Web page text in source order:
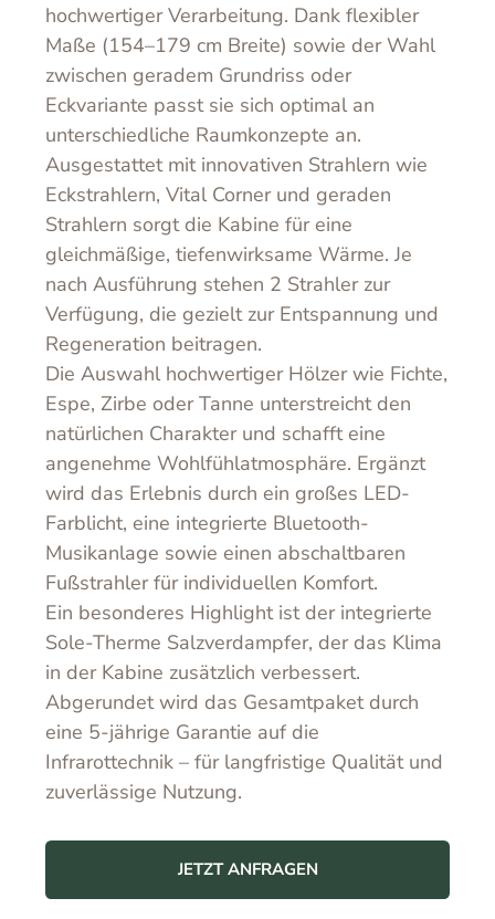
hochwertiger Verarbeitung. Dank flexibler
Maße (154–179 cm Breite) sowie der Wahl
zwischen geradem Grundriss oder
Eckvariante passt sie sich optimal an
unterschiedliche Raumkonzepte an.
Ausgestattet mit innovativen Strahlern wie
Eckstrahlern, Vital Corner und geraden
Strahlern sorgt die Kabine für eine
gleichmäßige, tiefenwirksame Wärme. Je
nach Ausführung stehen 2 Strahler zur
Verfügung, die gezielt zur Entspannung und
Regeneration beitragen.
Die Auswahl hochwertiger Hölzer wie Fichte,
Espe, Zirbe oder Tanne unterstreicht den
natürlichen Charakter und schafft eine
angenehme Wohlfühlatmosphäre. Ergänzt
wird das Erlebnis durch ein großes LED-
Farblicht, eine integrierte Bluetooth-
Musikanlage sowie einen abschaltbaren
Fußstrahler für individuellen Komfort.
Ein besonderes Highlight ist der integrierte
Sole-Therme Salzverdampfer, der das Klima
in der Kabine zusätzlich verbessert.
Abgerundet wird das Gesamtpaket durch
eine 5-jährige Garantie auf die
Infrarottechnik – für langfristige Qualität und
zuverlässige Nutzung.
JETZT ANFRAGEN